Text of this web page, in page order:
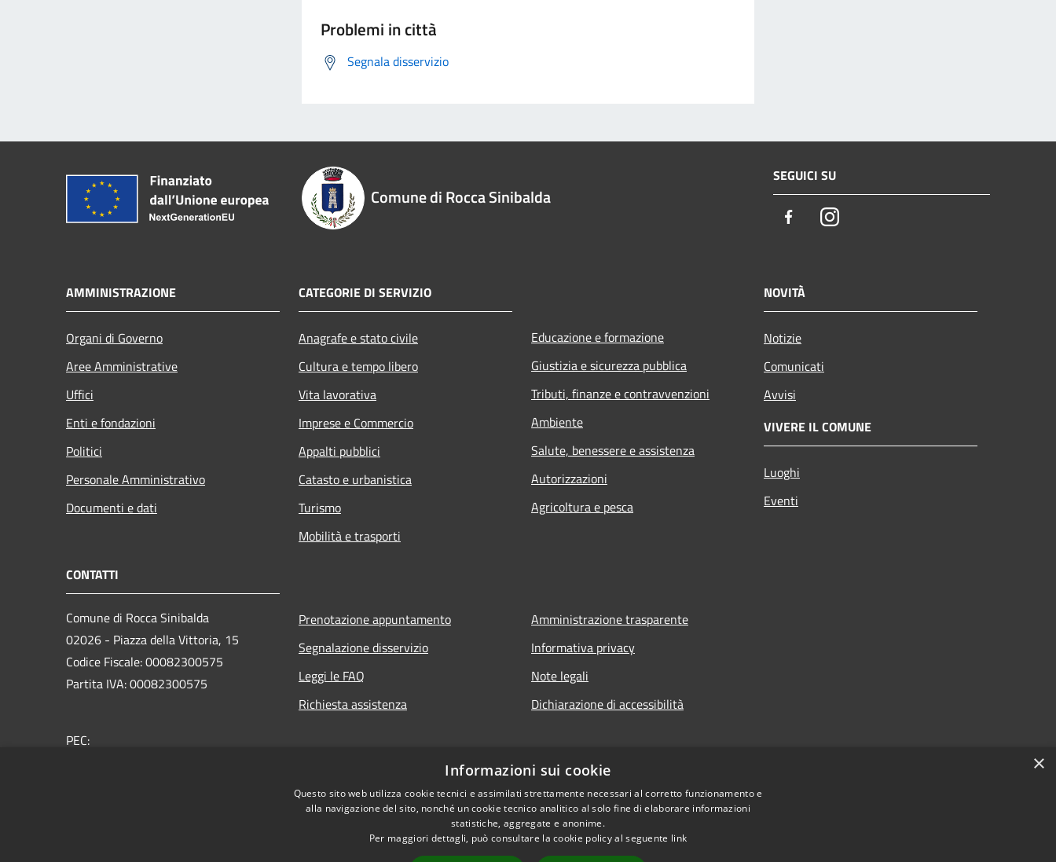
Problemi in città
Segnala disservizio
Comune di Rocca Sinibalda
SEGUICI SU
FacebookInstagram
AMMINISTRAZIONE
Organi di Governo
Aree Amministrative
Uffici
Enti e fondazioni
Politici
Personale Amministrativo
Documenti e dati
CATEGORIE DI SERVIZIO
Anagrafe e stato civile
Cultura e tempo libero
Vita lavorativa
Imprese e Commercio
Appalti pubblici
Catasto e urbanistica
Turismo
Mobilità e trasporti
Educazione e formazione
Giustizia e sicurezza pubblica
Tributi, finanze e contravvenzioni
Ambiente
Salute, benessere e assistenza
Autorizzazioni
Agricoltura e pesca
NOVITÀ
Notizie
Comunicati
Avvisi
VIVERE IL COMUNE
Luoghi
Eventi
CONTATTI
Comune di Rocca Sinibalda
02026 - Piazza della Vittoria, 15
Codice Fiscale: 00082300575
Partita IVA: 00082300575
PEC:
Prenotazione appuntamento
Segnalazione disservizio
Leggi le FAQ
Richiesta assistenza
Amministrazione trasparente
Informativa privacy
Note legali
Dichiarazione di accessibilità
×
Informazioni sui cookie
Questo sito web utilizza cookie tecnici e assimilati strettamente necessari al corretto funzionamento e
alla navigazione del sito, nonché un cookie tecnico analitico al solo fine di elaborare informazioni
statistiche, aggregate e anonime.
Per maggiori dettagli, può consultare la cookie policy al seguente link